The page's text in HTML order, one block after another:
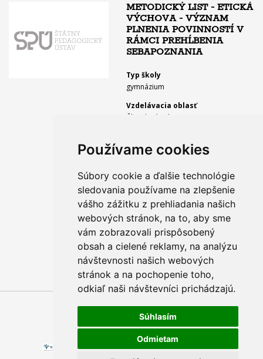
Používame cookies
Súbory cookie a ďalšie technológie
sledovania používame na zlepšenie
vášho zážitku z prehliadania našich
webových stránok, na to, aby sme
vám zobrazovali prispôsobený
obsah a cielené reklamy, na analýzu
návštevnosti našich webových
stránok a na pochopenie toho,
odkiaľ naši návštevníci prichádzajú.
Súhlasím
Odmietam
METODICKÝ LIST - ETICKÁ
VÝCHOVA - VÝZNAM
PLNENIA POVINNOSTÍ V
RÁMCI PREHĹBENIA
SEBAPOZNANIA
Typ školy
gymnázium
Vzdelávacia oblasť
Človek a hodnoty
etická výchova
1.
Späť 1 2 Ďalej
Technický prevádzkovateľ|Správca obsahu
2017 © ŠTÁTNY PEDAGOGICKÝ ÚSTAV